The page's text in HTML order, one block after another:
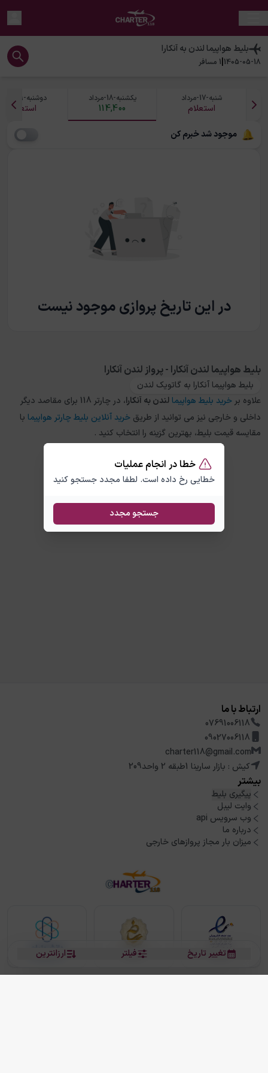
خطا در انجام عملیات
خطایی رخ داده است. لطفا مجدد جستجو کنید
جستجو مجدد
بلیط هواپیمالندن بهآنکارا
1405-05-18
|
1 مسافر
شنبه-17-مرداد
استعلام
یکشنبه-18-مرداد
114,400
دوشنبه-19-مرداد
استعلام
موجود شد خبرم کن
در این تاریخ پروازی موجود نیست
ارزانترین فیلتر تغییر تاریخ
بلیط هواپیما لندن آنکارا - پرواز لندن آنکارا
بلیط هواپیما آنکارا به گاتویک لندن
علاوه بر خرید بلیط هواپیما لندنبه آنکارا
، در چارتر 118 برای مقاصد دیگر
داخلی و خارجی نیز می توانید از طریق خرید آنلاین بلیط چارتر هواپیما با
مقایسه قیمت بلیط، بهترین گزینه را انتخاب کنید .
ارتباط با ما
07691006118
09027006118
charter118@gmail.com
کیش : بازار سارینا 1طبقه 2 واحد209
بیشتر
پیگیری بلیط
وایت لیبل
وب سرویس api
درباره ما
میزان بار مجاز پروازهای خارجی